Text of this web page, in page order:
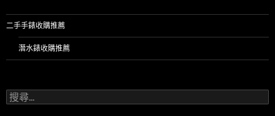
二手手錶收購推薦
潛水錶收購推薦
搜
尋